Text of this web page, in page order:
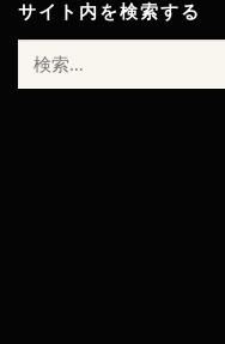
サイト内を検索する
索: